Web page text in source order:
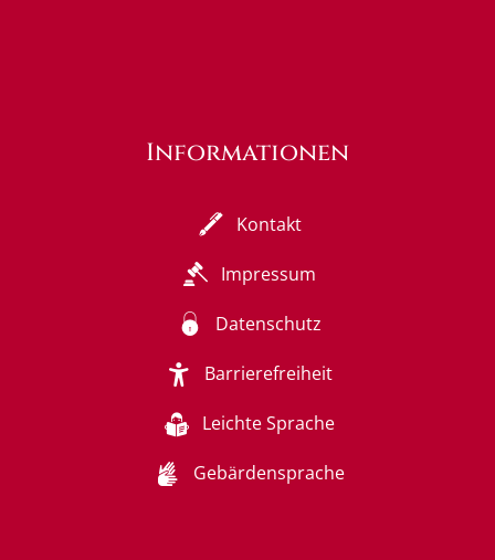
Informationen
Kontakt
Impressum
Datenschutz
Barrierefreiheit
Leichte Sprache
Gebärdensprache